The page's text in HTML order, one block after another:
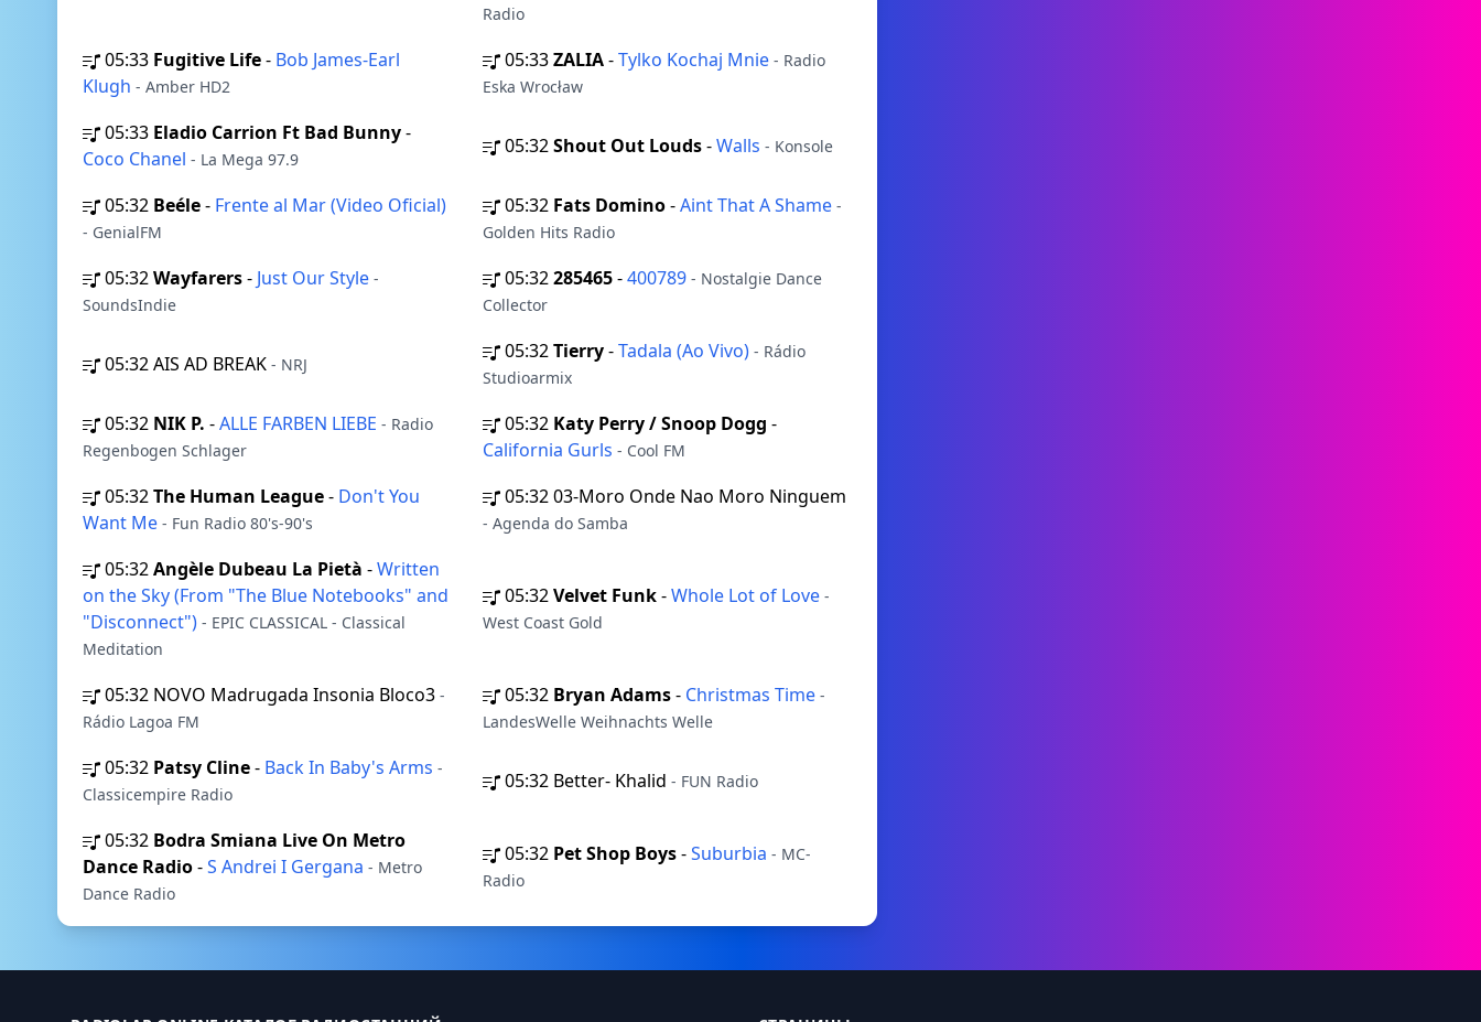
Radio
05:33 Fugitive Life- Bob James-Earl
Klugh - Amber HD2
05:33ZALIA-Tylko Kochaj Mnie - Radio
Eska Wrocław
05:33 Eladio Carrion Ft Bad Bunny-
Coco Chanel - La Mega 97.9
05:32Shout Out Louds-Walls - Konsole
05:32 Beéle- Frente al Mar (Video Oficial)
- GenialFM
05:32 Fats Domino-Aint That A Shame -
Golden Hits Radio
05:32Wayfarers- Just Our Style -
SoundsIndie
05:32285465-400789 - Nostalgie Dance
Collector
05:32AIS AD BREAK - NRJ
05:32Tierry-Tadala (Ao Vivo) - Rádio
Studioarmix
05:32 NIK P. -ALLE FARBEN LIEBE - Radio
Regenbogen Schlager
05:32 Katy Perry / Snoop Dogg -
California Gurls - Cool FM
05:32The Human League- Don't You
Want Me - Fun Radio 80's-90's
05:3203-Moro Onde Nao Moro Ninguem
- Agenda do Samba
05:32Angèle Dubeau La Pietà -Written
on the Sky (From "The Blue Notebooks" and
"Disconnect") - EPIC CLASSICAL - Classical
Meditation
05:32Velvet Funk-Whole Lot of Love -
West Coast Gold
05:32 NOVO Madrugada Insonia Bloco3 -
Rádio Lagoa FM
05:32 Bryan Adams- Christmas Time -
LandesWelle Weihnachts Welle
05:32 Patsy Cline- Back In Baby's Arms -
Classicempire Radio
05:32 Better- Khalid - FUN Radio
05:32 Bodra Smiana Live On Metro
Dance Radio-S Andrei I Gergana - Metro
Dance Radio
05:32 Pet Shop Boys-Suburbia - MC-
Radio